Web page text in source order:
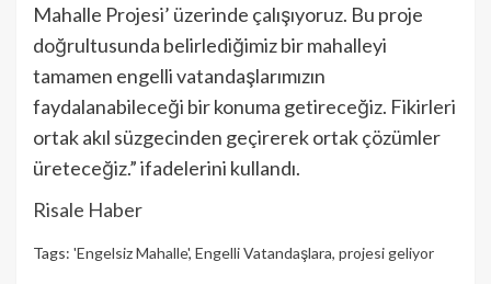
Mahalle Projesi’ üzerinde çalışıyoruz. Bu proje
doğrultusunda belirlediğimiz bir mahalleyi
tamamen engelli vatandaşlarımızın
faydalanabileceği bir konuma getireceğiz. Fikirleri
ortak akıl süzgecinden geçirerek ortak çözümler
üreteceğiz.” ifadelerini kullandı.
Risale Haber
Tags: 'Engelsiz Mahalle', Engelli Vatandaşlara, projesi geliyor